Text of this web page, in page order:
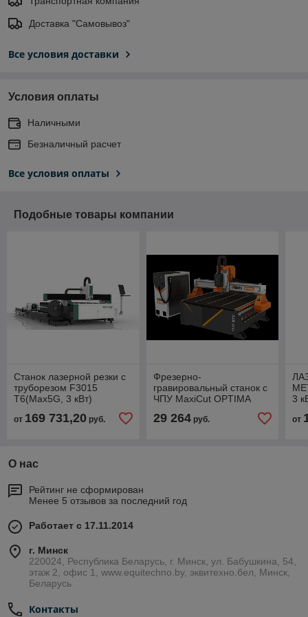
Доставка "Самовывоз"
Все условия доставки
Условия оплаты
Наличными
Безналичный расчет
Все условия оплаты
Подобные товары компании
Станок лазерной резки с
труборезом F3015
Т6(Max5G, 3 кВт)
от 169 731,20 руб.
Фрезерно-
гравировальный станок с
ЧПУ MaxiCut OPTIMA
шпиндель 3,5 кВт
29 264руб.
3
от
О нас
Рейтинг не сформирован
Менее 5 отзывов за последний год
Работает с 17.11.2014
г. Минск
220024, Республика Беларусь, г. Минск, ул. Бабушкина, 54,
этаж 2, офис 1, www.equitechno.by, эквитехно.бел, Минск,
Беларусь
Контакты